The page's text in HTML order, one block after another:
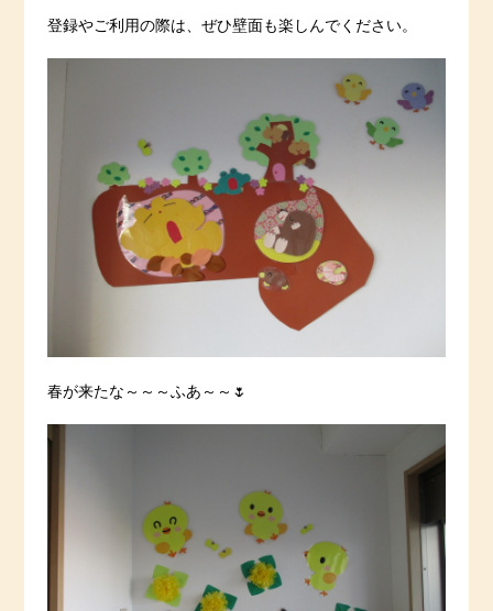
登録やご利用の際は、ぜひ壁面も楽しんでください。
春が来たな～～～ふあ～～🌷